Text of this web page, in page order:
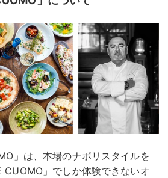
」は、本場のナポリスタイルを
CUOMO」でしか体験できないオ